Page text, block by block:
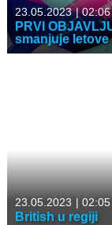
23.05.2023 |02:06
PRVI
smanjuje letove
23.05.2023 | 02:05
British u regiji